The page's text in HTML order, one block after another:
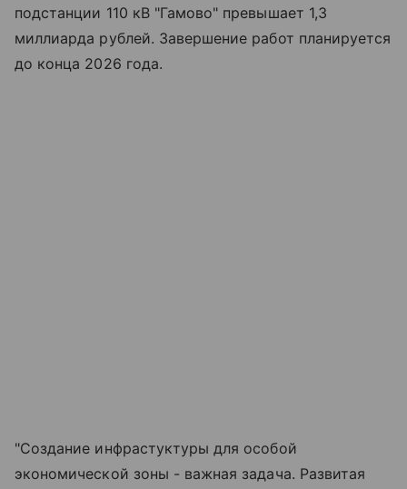
подстанции 110 кВ "Гамово" превышает 1,3
миллиарда рублей. Завершение работ планируется
до конца 2026 года.
"Создание инфрастуктуры для особой
экономической зоны - важная задача. Развитая